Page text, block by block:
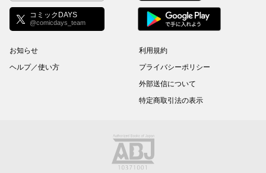
コミックDAYS
@comicdays_team
お知らせ
ヘルプ／使い方
利用規約
プライバシーポリシー
外部送信について
特定商取引法の表示